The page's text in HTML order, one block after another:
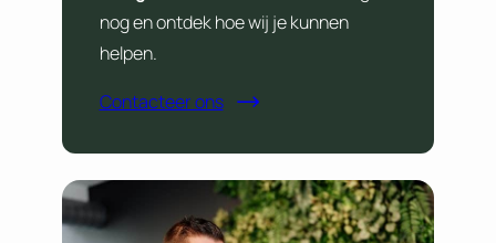
nog en ontdek hoe wij je kunnen
helpen.
Contacteer ons